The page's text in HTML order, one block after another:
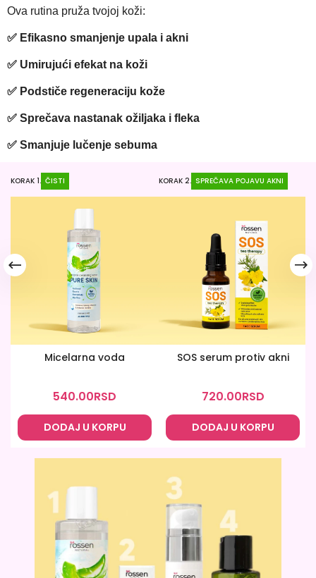
Ova rutina pruža tvojoj koži:
✅ Efikasno smanjenje upala i akni
✅ Umirujući efekat na koži
✅ Podstiče regeneraciju kože
✅ Sprečava nastanak ožiljaka i fleka
✅ Smanjuje lučenje sebuma
KORAK 1. ČISTI
Micelarna voda
540.00RSD
DODAJ U KORPU
KORAK 2. SPREČAVA POJAVU AKNI
SOS serum protiv akni
720.00RSD
DODAJ U KORPU